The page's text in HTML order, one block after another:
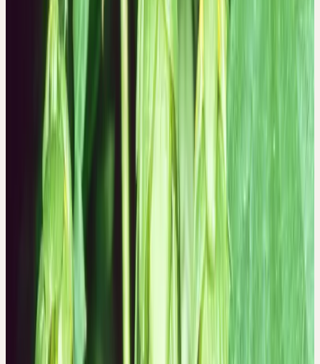
Altersbeschwerden oder Krankheit haben oft Mühe, sich
umzustellen. Sie fühlen sich innerlich noch ganz aktiv, werden
aber von aussen durch ihre Behinderung oder durch ihr Alter
begrenzt. Dadurch entsteht Spannung und Unruhe.
Ebenso fühlen sich viele junge Menschen energiegeladen und
verlangen danach, aktiv zu werden; ihr Aktivitätspotenzial besitzt
aber noch kein oder ein ungenügendes Profil. Sie müssen lernen,
sich unterzuordnen, und erfahren dadurch Begrenzung; es entsteht
Spannung. In vielen Lebenssituationen muss der richtige Zeitpunkt
abgewartet werden, um handeln zu können.
Dabei besteht die Gefahr, dass man die Geduld verliert,
pessimistisch oder aggressiv wird. Durch eine Veränderung ist
man aus einem Lebensbereich herausgewachsen, man steht «auf
dem leeren Bahnsteig am richtigen Geleise» und wartet. Die neue
Situation kündigt sich an, ist aber noch nicht konkret vorhanden.